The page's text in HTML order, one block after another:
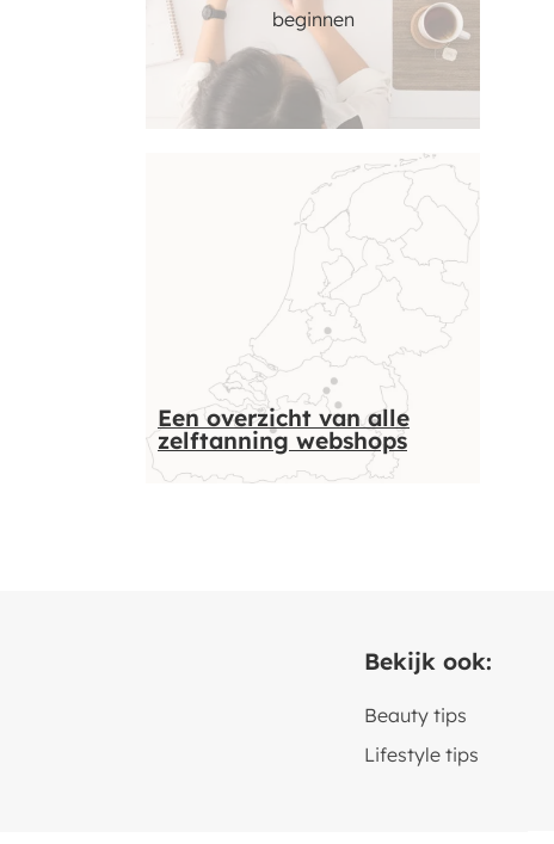
beginnen
Een overzicht van alle
zelftanning webshops
Bekijk ook:
Beauty tips
Lifestyle tips